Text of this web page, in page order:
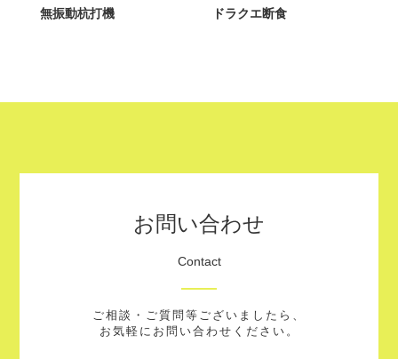
無振動杭打機 ドラクエ断食
お問い合わせ
Contact
ご相談・ご質問等ございましたら、
お気軽にお問い合わせください。